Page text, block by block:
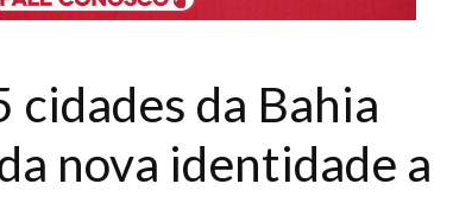
cidades da Bahia
nova identidade a